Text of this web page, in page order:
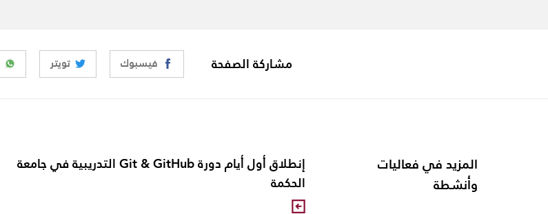
مشاركة الصفحة فيسبوك تويتر
المزيد في فعاليات
وأنشطة
إنطلاق أول أيام دورة Git & GitHub التدريبية في جامعة
الحكمة